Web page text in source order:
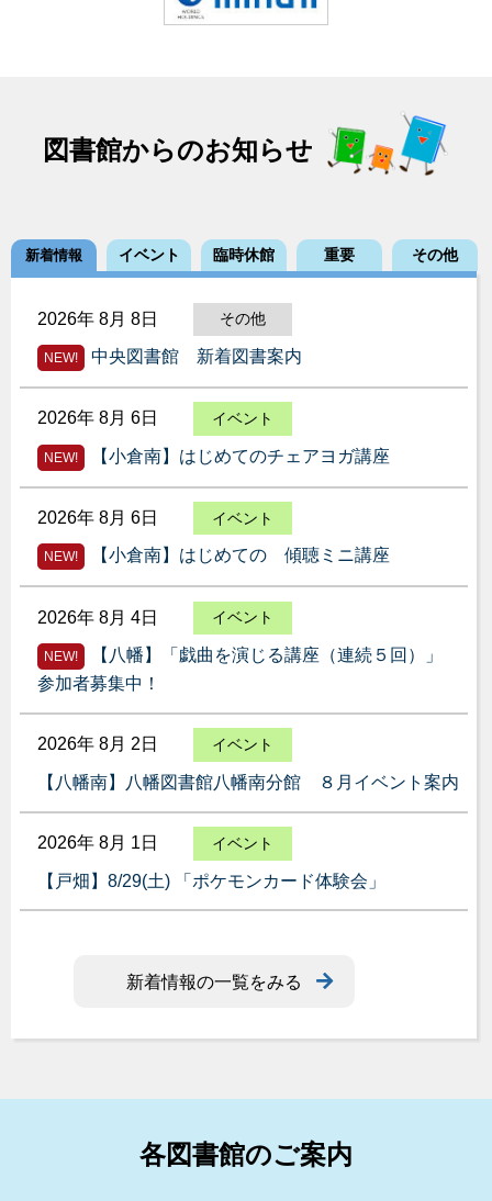
図書館からのお知らせ
新着情報 イベント 臨時休館 重要 その他
2026年 8月 8日 その他
NEW! 中央図書館 新着図書案内
2026年 8月 6日 イベント
NEW! 【小倉南】はじめてのチェアヨガ講座
2026年 8月 6日 イベント
NEW! 【小倉南】はじめての 傾聴ミニ講座
2026年 8月 4日 イベント
NEW!
【八幡】「戯曲を演じる講座（連続５回）」
参加者募集中！
2026年 8月 2日 イベント
【八幡南】八幡図書館八幡南分館 ８月イベント案内
2026年 8月 1日 イベント
【戸畑】8/29(土) 「ポケモンカード体験会」
新着情報の一覧をみる
各図書館のご案内